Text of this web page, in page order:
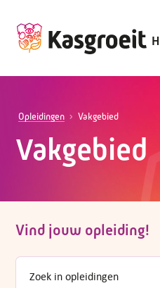
Opleidingen Vakgebied
Vakgebied
Vind jouw opleiding!